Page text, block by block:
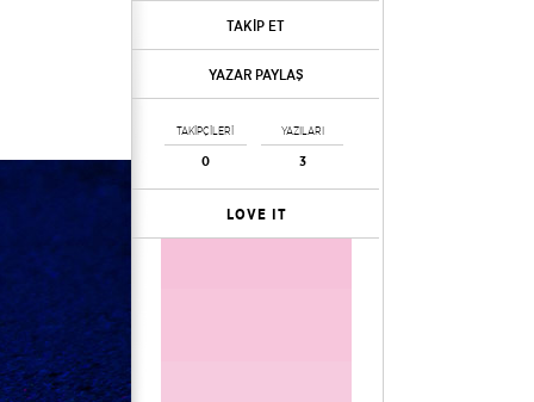
TAKİP ET
YAZAR PAYLAŞ
TAKİPÇİLERİ
0
YAZILARI
3
LOVE IT